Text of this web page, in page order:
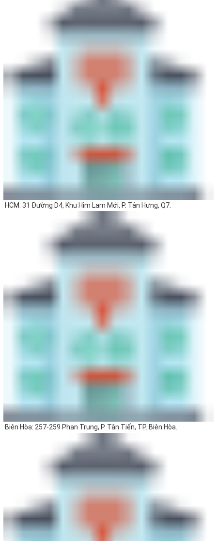
HCM: 31 Đường D4, Khu Him Lam Mới, P. Tân Hưng, Q7.
Biên Hòa: 257-259 Phan Trung, P. Tân Tiến, TP. Biên Hòa.